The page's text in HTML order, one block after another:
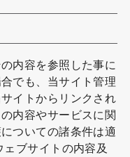
内容を参照した事に
でも、当サイト管理
イトからリンクされ
内容やサービスに関
ついての諸条件は適
ブサイトの内容及